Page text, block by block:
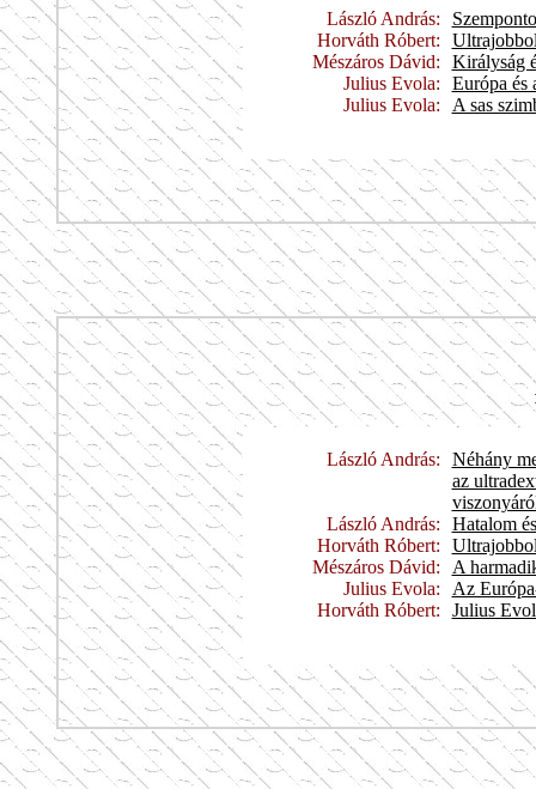
László András:
Horváth Róbert:
Mészáros Dávid:
Királyság
Julius Evola:
Európa és
Julius Evola:
A sas
László András:
Néhány
az
László András:
Hatalom
Horváth Róbert:
Mészáros Dávid:
A
Julius Evola:
Az
Horváth Róbert:
Julius